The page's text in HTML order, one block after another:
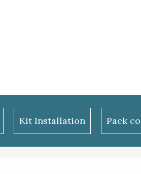
Kit Installation Pack